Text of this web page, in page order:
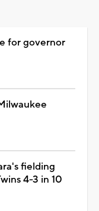
for governor
fielding
4-3 in 10